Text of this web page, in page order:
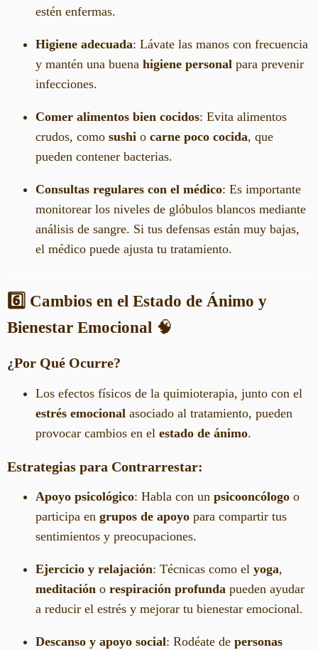
estén enfermas.
Higiene adecuada: Lávate las manos con frecuencia
y mantén una buena higiene personal para prevenir
infecciones.
Comer alimentos bien cocidos: Evita alimentos
crudos, como sushi o carne poco cocida, que
pueden contener bacterias.
Consultas regulares con el médico: Es importante
monitorear los niveles de glóbulos blancos mediante
análisis de sangre. Si tus defensas están muy bajas,
el médico puede ajusta tu tratamiento.
6️⃣ Cambios en el Estado de Ánimo y
Bienestar Emocional 🧠
¿Por Qué Ocurre?
Los efectos físicos de la quimioterapia, junto con el
estrés emocional asociado al tratamiento, pueden
provocar cambios en el estado de ánimo.
Estrategias para Contrarrestar:
Apoyo psicológico: Habla con un psicooncólogo o
participa en grupos de apoyo para compartir tus
sentimientos y preocupaciones.
Ejercicio y relajación: Técnicas como el yoga,
meditación o respiración profunda pueden ayudar
a reducir el estrés y mejorar tu bienestar emocional.
Descanso y apoyo social: Rodéate de personas